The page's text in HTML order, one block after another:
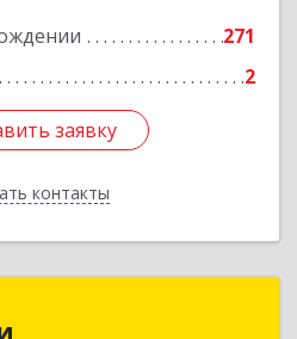
271
2
заявку
контакты
заявку
Назад